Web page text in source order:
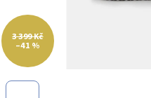
3 399 Kč
–41 %